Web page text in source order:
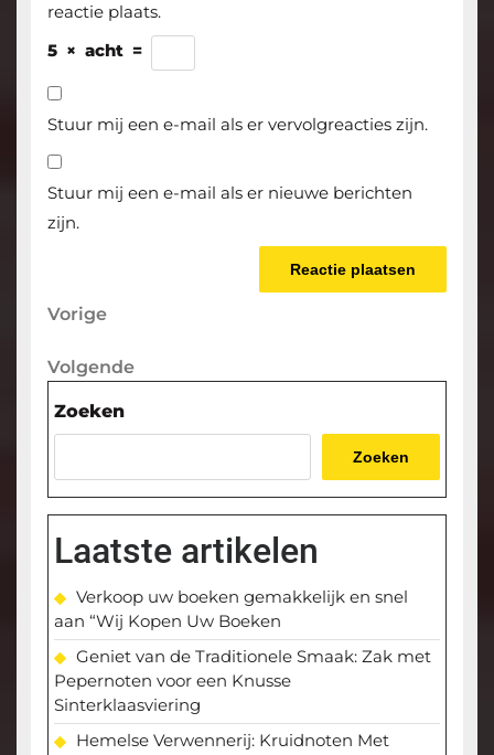
reactie plaats.
5 × acht =
Stuur mij een e-mail als er vervolgreacties zijn.
Stuur mij een e-mail als er nieuwe berichten
zijn.
Berichtnavigatie
Vorige
Vorige
Volgende
Volgende
Zoeken
Zoeken
Laatste artikelen
Verkoop uw boeken gemakkelijk en snel
aan “Wij Kopen Uw Boeken
Geniet van de Traditionele Smaak: Zak met
Pepernoten voor een Knusse
Sinterklaasviering
Hemelse Verwennerij: Kruidnoten Met